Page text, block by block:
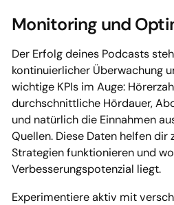
Monitoring und
Der Erfolg deines Podcasts
kontinuierlicher Überwachung
wichtige KPIs im Auge:
durchschnittliche Hördauer,
und natürlich die Einnahmen
Quellen. Diese Daten helfen dir
Strategien funktionieren und wo
Verbesserungspotenzial liegt.
Experimentiere aktiv mit